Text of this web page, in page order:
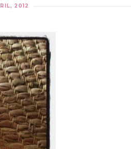
2012